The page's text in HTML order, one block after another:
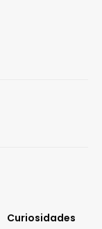
Curiosidades